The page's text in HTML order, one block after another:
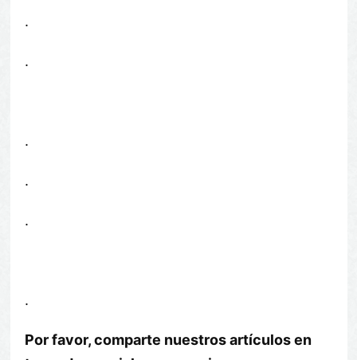
.
.
.
.
.
.
Por favor, comparte nuestros artículos en